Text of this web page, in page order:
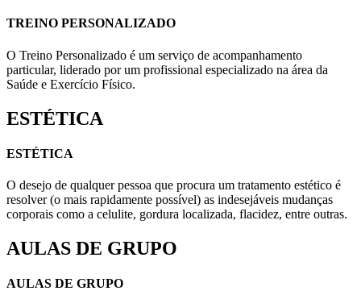
TREINO PERSONALIZADO
O Treino Personalizado é um serviço de acompanhamento
particular, liderado por um profissional especializado na área da
Saúde e Exercício Físico.
ESTÉTICA
ESTÉTICA
O desejo de qualquer pessoa que procura um tratamento estético é
resolver (o mais rapidamente possível) as indesejáveis mudanças
corporais como a celulite, gordura localizada, flacidez, entre outras.
AULAS DE GRUPO
AULAS DE GRUPO